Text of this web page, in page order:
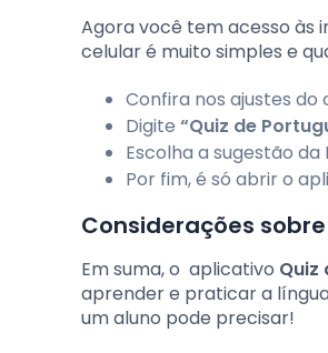
Agora você tem acesso às
celular é muito simples e
Confira nos ajustes
Digite “Quiz de
Escolha a sugestão
Por fim, é só abrir o
Considerações
Em suma, o aplicativo Quiz
aprender e praticar a
um aluno pode precisar!